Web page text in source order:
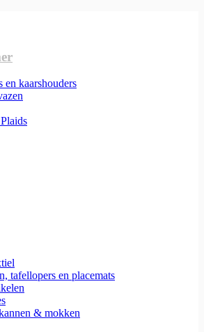
en kaarshouders
tafellopers en placemats
& mokken